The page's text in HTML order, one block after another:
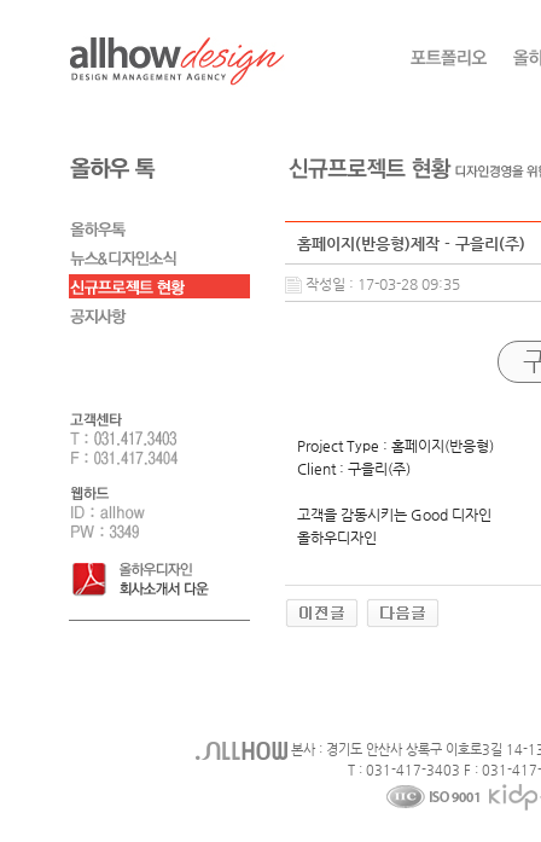
홈페이지(반응형)제작 - 구을리(주)
작성일 : 17-03-28 09:35
Project Type : 홈페이지(반응형)
Client : 구을리(주)
고객을 감동시키는 Good 디자인
올하우디자인
본사 : 경기도 안산사 상록구 이호로3길 14-
T : 031-417-3403 F : 031-